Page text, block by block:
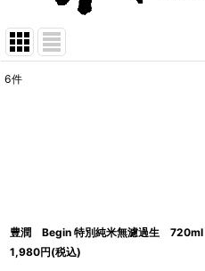
6件
豊潤 Begin 特別純米無濾過生 720ml
1,980円(税込)